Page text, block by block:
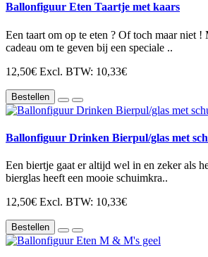
Ballonfiguur Eten Taartje met kaars
Een taart om op te eten ? Of toch maar niet !
cadeau om te geven bij een speciale ..
12,50€ Excl. BTW: 10,33€
Bestellen
Ballonfiguur Drinken Bierpul/glas met
Een biertje gaat er altijd wel in en zeker als
bierglas heeft een mooie schuimkra..
12,50€ Excl. BTW: 10,33€
Bestellen